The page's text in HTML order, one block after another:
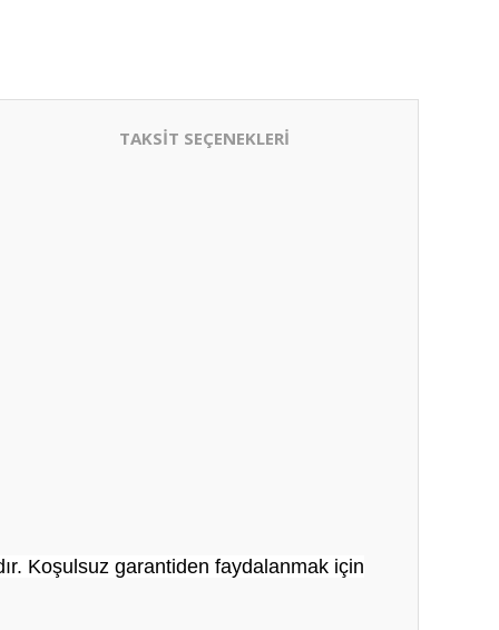
TAKSİT SEÇENEKLERİ
Koşulsuz garantiden faydalanmak için